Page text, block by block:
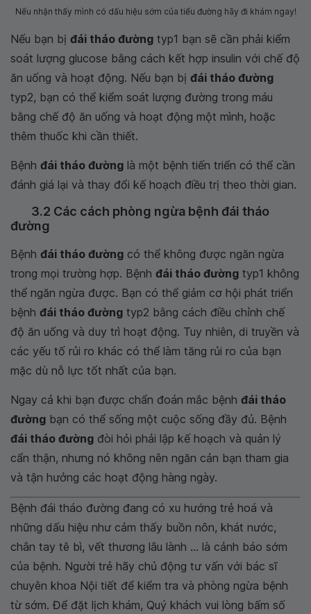
Nếu nhận thấy mình có dấu hiệu sớm của tiểu đường hãy đi khám ngay!
Nếu bạn bị đái tháo đường typ1 bạn sẽ cần phải kiểm
soát lượng glucose bằng cách kết hợp insulin với chế độ
ăn uống và hoạt động. Nếu bạn bị đái tháo đường
typ2, bạn có thể kiểm soát lượng đường trong máu
bằng chế độ ăn uống và hoạt động một mình, hoặc
thêm thuốc khi cần thiết.
Bệnh đái tháo đường là một bệnh tiến triển có thể cần
đánh giá lại và thay đổi kế hoạch điều trị theo thời gian.
3.2 Các cách phòng ngừa bệnh đái tháo
đường
Bệnh đái tháo đường có thể không được ngăn ngừa
trong mọi trường hợp. Bệnh đái tháo đường typ1 không
thể ngăn ngừa được. Bạn có thể giảm cơ hội phát triển
bệnh đái tháo đường typ2 bằng cách điều chỉnh chế
độ ăn uống và duy trì hoạt động. Tuy nhiên, di truyền và
các yếu tố rủi ro khác có thể làm tăng rủi ro của bạn
mặc dù nỗ lực tốt nhất của bạn.
Ngay cả khi bạn được chẩn đoán mắc bệnh đái tháo
đường bạn có thể sống một cuộc sống đầy đủ. Bệnh
đái tháo đường đòi hỏi phải lập kế hoạch và quản lý
cẩn thận, nhưng nó không nên ngăn cản bạn tham gia
và tận hưởng các hoạt động hàng ngày.
Bệnh đái tháo đường đang có xu hướng trẻ hoá và
những dấu hiệu như cảm thấy buồn nôn, khát nước,
chân tay tê bì, vết thương lâu lành ... là cảnh báo sớm
của bệnh. Người trẻ hãy chủ động tư vấn với bác sĩ
chuyên khoa Nội tiết để kiểm tra và phòng ngừa bệnh
từ sớm. Để đặt lịch khám, Quý khách vui lòng bấm số